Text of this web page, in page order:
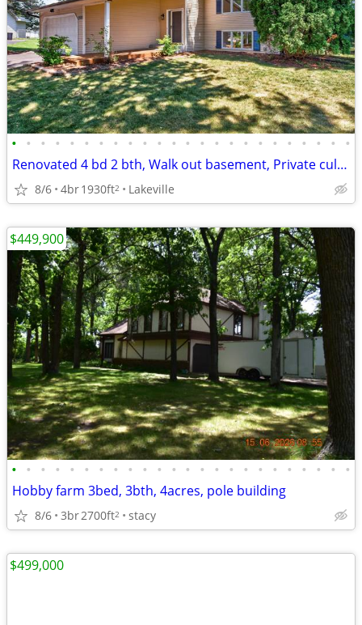
• • • • • • • • • • • • • • • • • • • • • • • •
Renovated 4 bd 2 bth, Walk out basement, Private cul-de-sac
8/6 4br1930ft2 Lakeville
• • • • • • • • • • • • • • • • • • • • • • • •
Hobby farm 3bed, 3bth, 4acres, pole building
8/6 3br2700ft2 stacy
$449,900
$499,000